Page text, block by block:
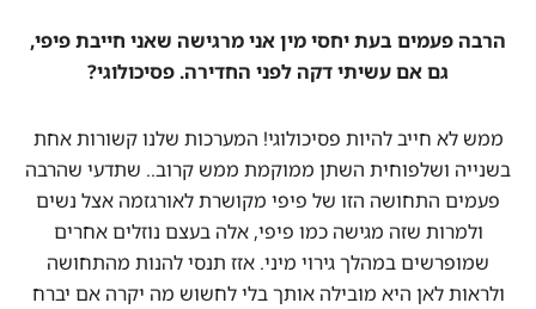
הרבה פעמים בעת יחסי מין אני מרגישה שאני חייבת פיפי,
גם אם עשיתי דקה לפני החדירה. פסיכולוגי?
ממש לא חייב להיות פסיכולוגי! המערכות שלנו קשורות אחת
בשנייה ושלפוחית השתן ממוקמת ממש קרוב.. שתדעי שהרבה
פעמים התחושה הזו של פיפי מקושרת לאורגזמה אצל נשים
ולמרות שזה מגישה כמו פיפי, אלה בעצם נוזלים אחרים
שמופרשים במהלך גירוי מיני. אזז תנסי להנות מהתחושה
ולראות לאן היא מובילה אותך בלי לחשוש מה יקרה אם יברח